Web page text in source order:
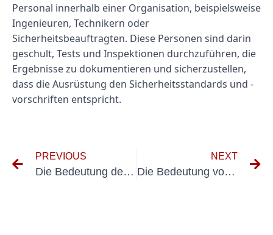
Personal innerhalb einer Organisation, beispielsweise
Ingenieuren, Technikern oder
Sicherheitsbeauftragten. Diese Personen sind darin
geschult, Tests und Inspektionen durchzuführen, die
Ergebnisse zu dokumentieren und sicherzustellen,
dass die Ausrüstung den Sicherheitsstandards und -
vorschriften entspricht.
PREVIOUS
Die Bedeutung der SVLFG-Elektroprüfung für die elektrische Sicherheit verstehen
NEXT
Die Bedeutung von Geräteprüfungen: Warum regelmäßige Geräteprüfungen unerlässlich sind